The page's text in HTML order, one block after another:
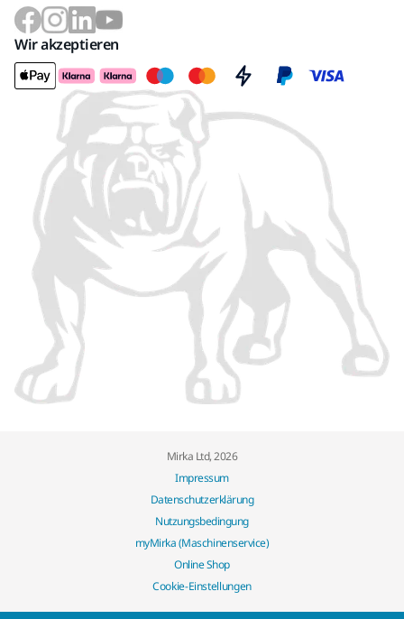
Wir akzeptieren
Mirka Ltd, 2026
Impressum
Datenschutzerklärung
Nutzungsbedingung
myMirka (Maschinenservice)
Online Shop
Cookie-Einstellungen